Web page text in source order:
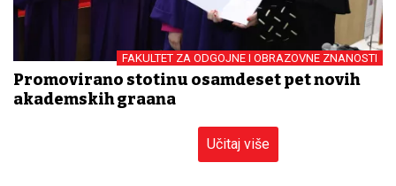
FAKULTET ZA ODGOJNE I OBRAZOVNE ZNANOSTI
Promovirano stotinu osamdeset pet novih
akademskih građana
Učitaj više